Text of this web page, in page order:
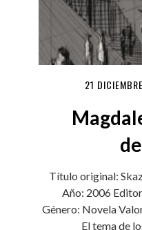
21
Título original:
Año: 2006
Género: Novela
El tema de